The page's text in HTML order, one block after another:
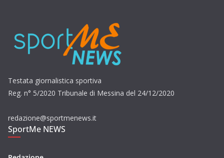
Testata giornalistica sportiva
Reg. n° 5/2020 Tribunale di Messina del 24/12/2020
redazione@sportmenews.it
SportMe NEWS